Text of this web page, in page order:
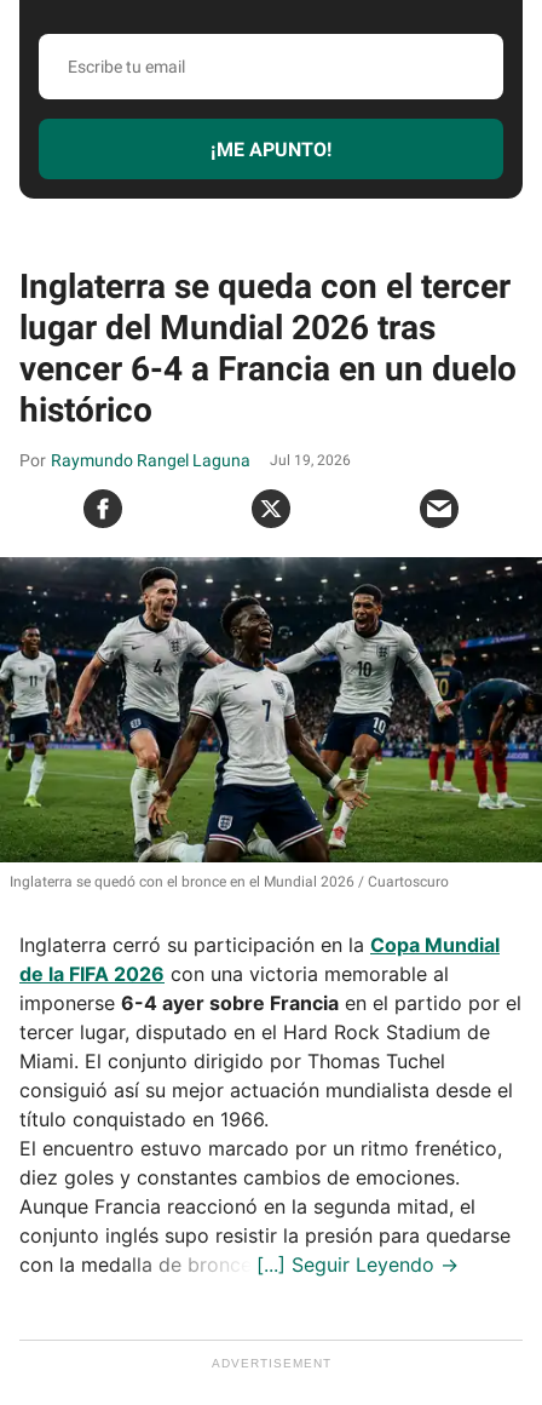
Escribe
email
¡ME APUNTO!
Inglaterra se queda con el tercer
lugar del Mundial 2026 tras
vencer 6-4 a Francia en un duelo
histórico
Raymundo Rangel Laguna Jul 19, 2026
Inglaterra se quedó con el bronce en el Mundial 2026 Cuartoscuro
Inglaterra cerró su participación en la Copa Mundial
de la FIFA 2026 con una victoria memorable al
imponerse 6-4 ayer sobre Francia en el partido por el
tercer lugar, disputado en el Hard Rock Stadium de
Miami. El conjunto dirigido por Thomas Tuchel
consiguió así su mejor actuación mundialista desde el
título conquistado en 1966.
El encuentro estuvo marcado por un ritmo frenético,
diez goles y constantes cambios de emociones.
Aunque Francia reaccionó en la segunda mitad, el
conjunto inglés supo resistir la presión para quedarse
con la medalla de bronce.